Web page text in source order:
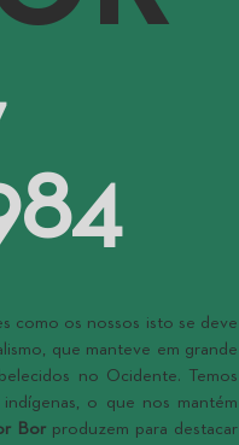
como os nossos isto se deve
que manteve em grande
no Ocidente. Temos
o que nos mantém
Bor produzem para destacar